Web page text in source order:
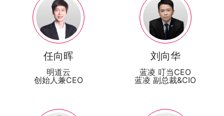
任向晖
明道云
创始人兼CEO
刘向华
蓝凌 叮当CEO
蓝凌 副总裁&CIO